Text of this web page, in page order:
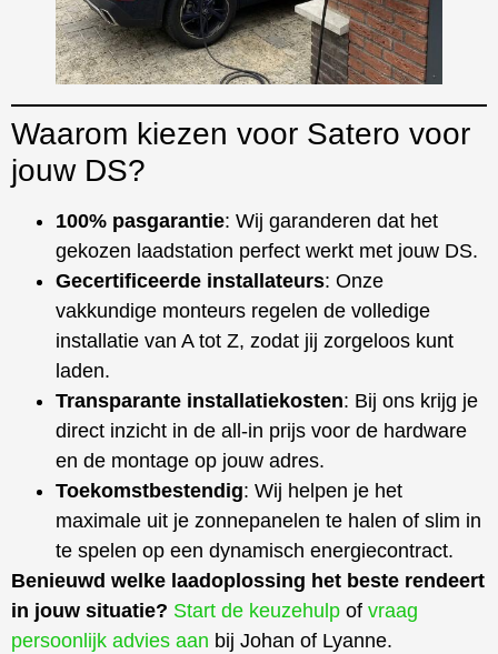
Waarom kiezen voor Satero voor
jouw DS?
100% pasgarantie: Wij garanderen dat het
gekozen laadstation perfect werkt met jouw DS.
Gecertificeerde installateurs: Onze
vakkundige monteurs regelen de volledige
installatie van A tot Z, zodat jij zorgeloos kunt
laden.
Transparante installatiekosten: Bij ons krijg je
direct inzicht in de all-in prijs voor de hardware
en de montage op jouw adres.
Toekomstbestendig: Wij helpen je het
maximale uit je zonnepanelen te halen of slim in
te spelen op een dynamisch energiecontract.
Benieuwd welke laadoplossing het beste rendeert
in jouw situatie? Start de keuzehulp of vraag
persoonlijk advies aan bij Johan of Lyanne.